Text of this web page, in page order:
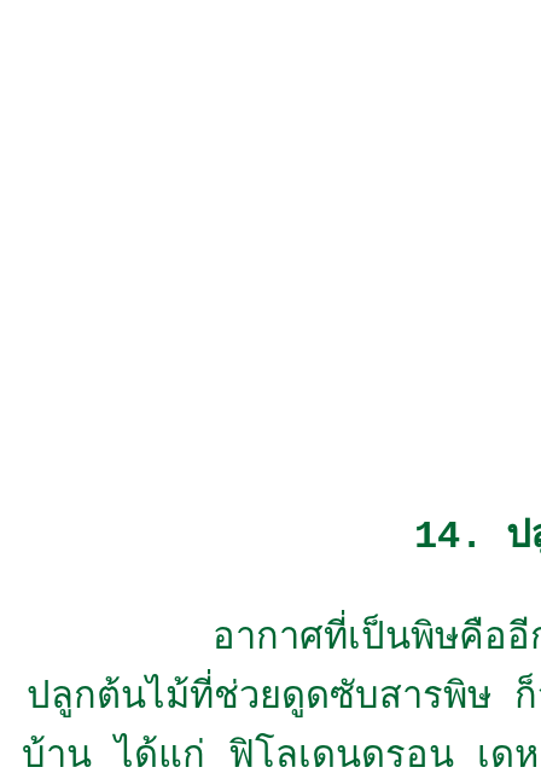
14. ป
อากาศที่เป็นพิษคืออีกหนึ่ง
ปลูกต้นไม้ที่ช่วยดูดซับสารพิษ
บ้าน ได้แก่ ฟิโลเดนดรอน เด